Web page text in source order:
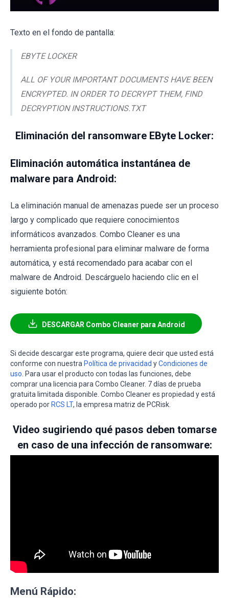
Texto en el fondo de pantalla:
EBYTE LOCKER
ALL OF YOUR IMPORTANT DOCUMENTS HAVE BEEN
ENCRYPTED. IN ORDER TO DECRYPT THEM, FIND
DECRYPTION INSTRUCTIONS.TXT
Eliminación del ransomware EByte Locker:
Eliminación automática instantánea de
malware para Android:
La eliminación manual de amenazas puede ser un proceso
largo y complicado que requiere conocimientos
informáticos avanzados. Combo Cleaner es una
herramienta profesional para eliminar malware de forma
automática, y está recomendado para acabar con el
malware de Android. Descárguelo haciendo clic en el
siguiente botón:
DESCARGAR Combo Cleaner para Android
Si decide descargar este programa, quiere decir que usted está
conforme con nuestra Política de privacidad yCondiciones de
uso . Para usar el producto con todas las funciones, debe
comprar una licencia para Combo Cleaner. 7 días de prueba
gratuita limitada disponible. Combo Cleaner es propiedad y está
operado por RCS LT, la empresa matriz de PCRisk.
Video sugiriendo qué pasos deben tomarse
en caso de una infección de ransomware:
Menú Rápido: